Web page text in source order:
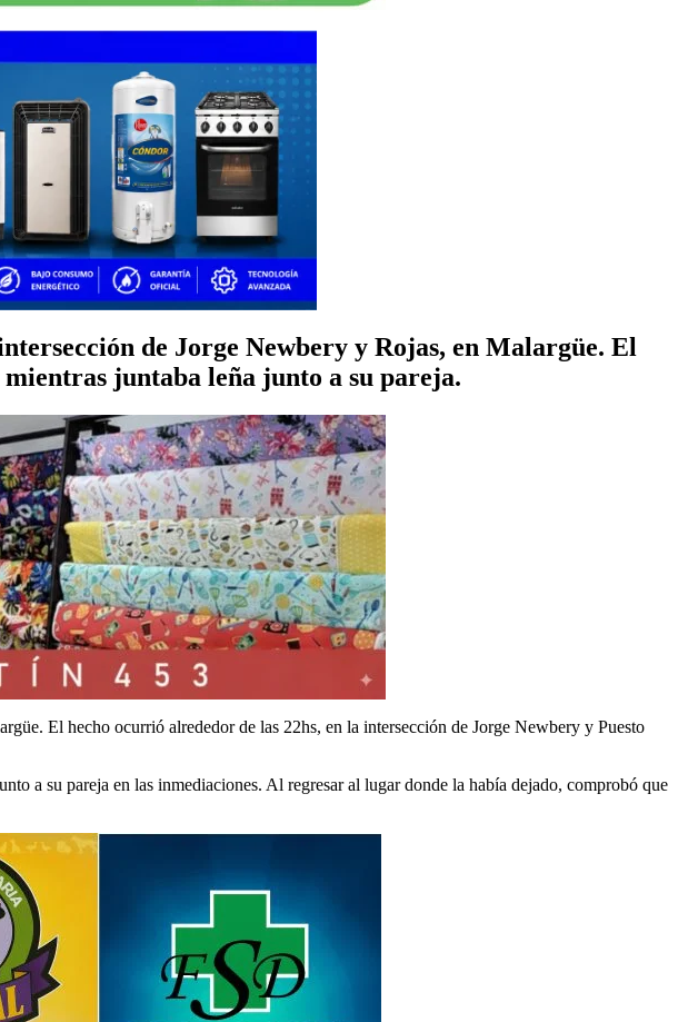
de Jorge Newbery y Rojas, en Malargüe. El
juntaba leña junto a su pareja.
El hecho ocurrió alrededor de las 22hs, en la intersección de Jorge Newbery y Puesto
a su pareja en las inmediaciones. Al regresar al lugar donde la había dejado, comprobó que